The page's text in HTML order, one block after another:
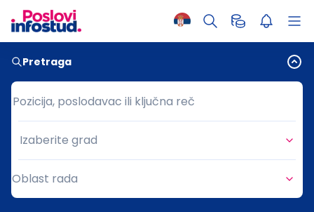
Pretraga
Pozicija, poslodavac ili ključna reč
Pozicija, poslodavac ili ključna reč
Grad
Izaberite grad
Oblast rada